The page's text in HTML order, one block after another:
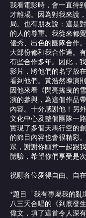
我看電影時，會一直待
才離場。因為對我來說
局。也有朋友說：這是
的人的尊重。我從來都
優秀、出色的團隊合作
大部份都和我合作過。
有些合作多年。因此，
影片，將他們的名字放
看到他們。黃浩然導演
因他來看《閃亮搖曳的
演的參與，為這個作品
內容。十分感謝他！另
文化中心及整個團隊一
實現了多個天馬行空的
的節目內容也會很精彩
眾，謝謝你願意一起跟
體驗，希望你們享受是次
祝願各位愛得自由、自
*題目「我有專屬我的亂
八三夭合唱的《到底發
偉文，填了這首令人深